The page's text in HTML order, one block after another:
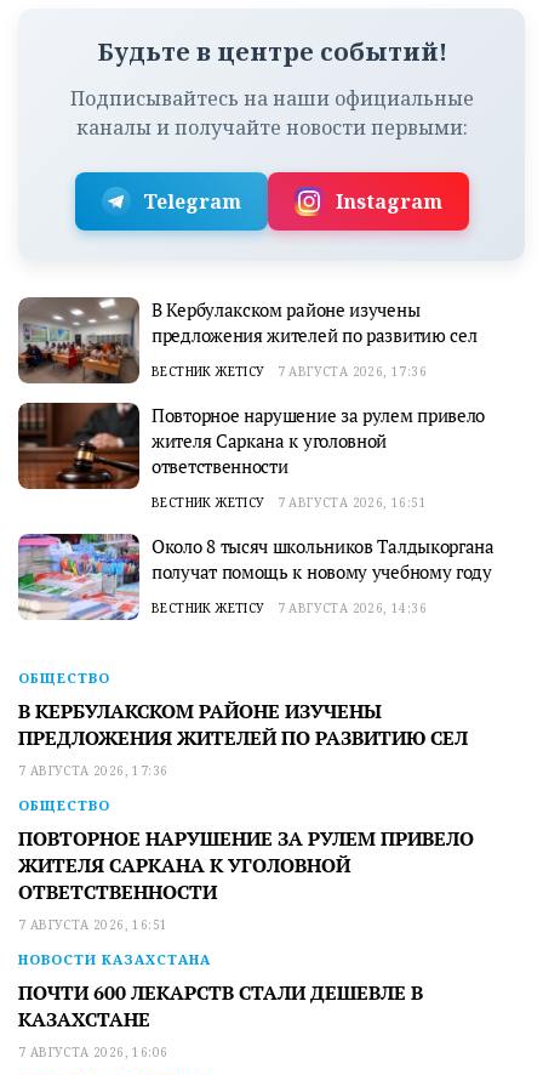
Будьте в центре событий!
Подписывайтесь на наши официальные
каналы и получайте новости первыми:
Telegram Instagram
В Кербулакском районе изучены
предложения жителей по развитию сел
ВЕСТНИК ЖЕТІСУ 7 АВГУСТА 2026, 17:36
Повторное нарушение за рулем привело
жителя Саркана к уголовной
ответственности
ВЕСТНИК ЖЕТІСУ 7 АВГУСТА 2026, 16:51
Около 8 тысяч школьников Талдыкоргана
получат помощь к новому учебному году
ВЕСТНИК ЖЕТІСУ 7 АВГУСТА 2026, 14:36
ОБЩЕСТВО
В КЕРБУЛАКСКОМ РАЙОНЕ ИЗУЧЕНЫ
ПРЕДЛОЖЕНИЯ ЖИТЕЛЕЙ ПО РАЗВИТИЮ СЕЛ
7 АВГУСТА 2026, 17:36
ОБЩЕСТВО
ПОВТОРНОЕ НАРУШЕНИЕ ЗА РУЛЕМ ПРИВЕЛО
ЖИТЕЛЯ САРКАНА К УГОЛОВНОЙ
ОТВЕТСТВЕННОСТИ
7 АВГУСТА 2026, 16:51
НОВОСТИ КАЗАХСТАНА
ПОЧТИ 600 ЛЕКАРСТВ СТАЛИ ДЕШЕВЛЕ В
КАЗАХСТАНЕ
7 АВГУСТА 2026, 16:06